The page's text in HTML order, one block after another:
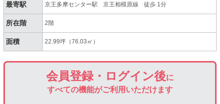
最寄駅 京王多摩センター駅 京王相模原線 徒歩 1分
所在階 2階
面積 22.99坪（76.03㎡）
会員登録・ログイン後に
すべての機能がご利用いただけます